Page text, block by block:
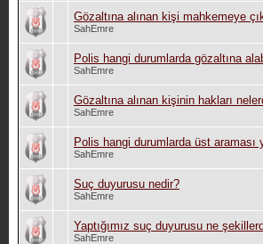
Gözaltına alınan kişi mahkemeye
SahEmre
Polis hangi durumlarda gözaltına
SahEmre
Gözaltına alınan kişinin hakları
SahEmre
Polis hangi durumlarda üst araması
SahEmre
Suç duyurusu nedir?
SahEmre
Yaptığımız suç duyurusu ne
SahEmre